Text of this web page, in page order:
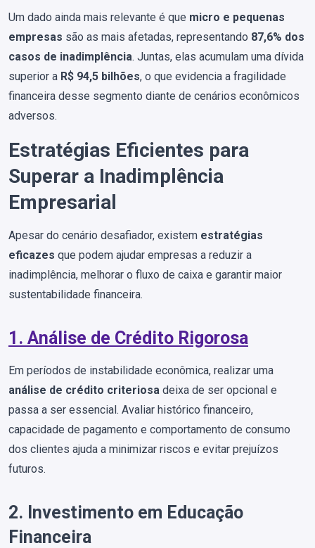
Um dado ainda mais relevante é que micro e pequenas
empresas são as mais afetadas, representando 87,6% dos
casos de inadimplência. Juntas, elas acumulam uma dívida
superior a R$ 94,5 bilhões, o que evidencia a fragilidade
financeira desse segmento diante de cenários econômicos
adversos.
Estratégias Eficientes para
Superar a Inadimplência
Empresarial
Apesar do cenário desafiador, existem estratégias
eficazes que podem ajudar empresas a reduzir a
inadimplência, melhorar o fluxo de caixa e garantir maior
sustentabilidade financeira.
1. Análise de Crédito Rigorosa
Em períodos de instabilidade econômica, realizar uma
análise de crédito criteriosa deixa de ser opcional e
passa a ser essencial. Avaliar histórico financeiro,
capacidade de pagamento e comportamento de consumo
dos clientes ajuda a minimizar riscos e evitar prejuízos
futuros.
2. Investimento em Educação
Financeira